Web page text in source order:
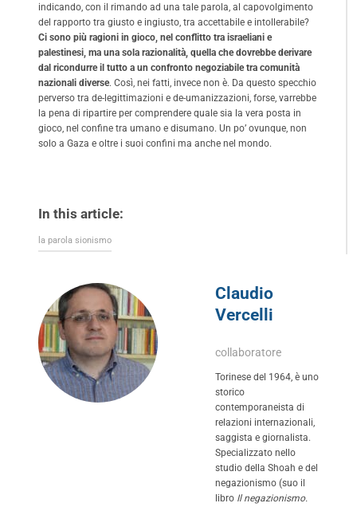
indicando, con il rimando ad una tale parola, al capovolgimento
del rapporto tra giusto e ingiusto, tra accettabile e intollerabile?
Ci sono più ragioni in gioco, nel conflitto tra israeliani e
palestinesi, ma una sola razionalità, quella che dovrebbe derivare
dal ricondurre il tutto a un confronto negoziabile tra comunità
nazionali diverse. Così, nei fatti, invece non è. Da questo specchio
perverso tra de-legittimazioni e de-umanizzazioni, forse, varrebbe
la pena di ripartire per comprendere quale sia la vera posta in
gioco, nel confine tra umano e disumano. Un po’ ovunque, non
solo a Gaza e oltre i suoi confini ma anche nel mondo.
In this article:
la parola sionismo
Claudio
Vercelli
collaboratore
Torinese del 1964, è uno
storico
contemporaneista di
relazioni internazionali,
saggista e giornalista.
Specializzato nello
studio della Shoah e del
negazionismo (suo il
libro Il negazionismo.